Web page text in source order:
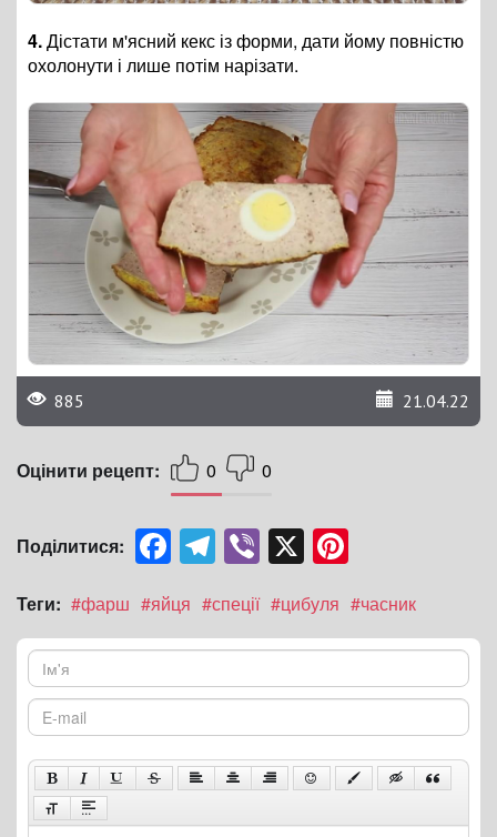
4.Дістати м'ясний кекс із форми, дати йому повністю
охолонути і лише потім нарізати.
885 21.04.22
Оцінити рецепт: 0 0
Поділитися: FacebookTelegramViber X
Теги: #фарш #яйця #спеції #цибуля #часник